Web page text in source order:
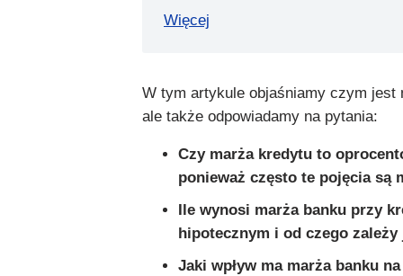
Więcej
W tym artykule objaśniamy czym jest
ale także odpowiadamy na pytania:
Czy marża kredytu to
ponieważ często te pojęcia są
Ile wynosi marża banku przy
hipotecznym i od czego
Jaki wpływ ma marża banku